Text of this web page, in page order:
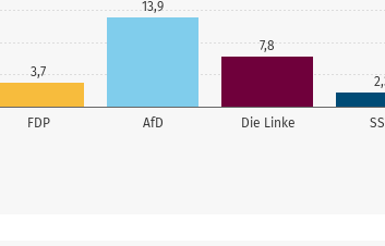
FDP AfD Die Linke
3,7
13,9
7,8